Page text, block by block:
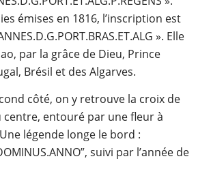
émises en 1816, l’inscription est
». Elle
par la grâce de Dieu, Prince
Brésil et des Algarves.
côté, on y retrouve la croix de
centre, entouré par une fleur à
légende longe le bord :
suivi par l’année de